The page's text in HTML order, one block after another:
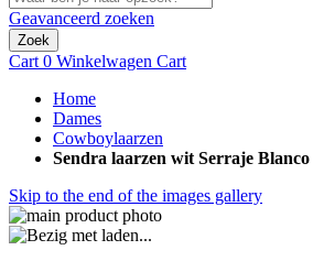
Geavanceerd zoeken
Zoek
Cart 0 Winkelwagen Cart
Home
Dames
Cowboylaarzen
Sendra laarzen wit Serraje
Skip to the end of the images gallery